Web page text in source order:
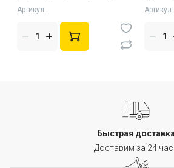
White, Silent)
Артикул:
Black,
Артикул:
Быстрая доставка
Доставим за 24